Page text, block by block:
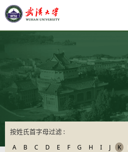
按姓氏首字母过滤 :
A B C D E F G H I J K